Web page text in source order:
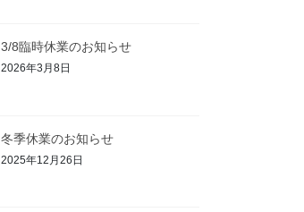
3/8臨時休業のお知らせ
2026年3月8日
冬季休業のお知らせ
2025年12月26日